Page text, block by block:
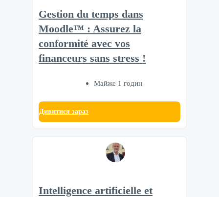
Gestion du temps dans
Moodle™ : Assurez la
conformité avec vos
financeurs sans stress !
Майже 1 годин
Дивитися зараз
Intelligence artificielle et